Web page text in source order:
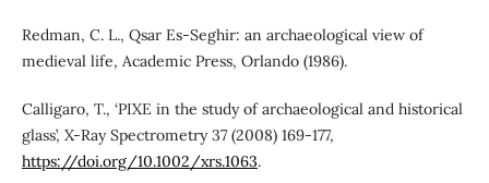
Redman, C. L., Qsar Es-Seghir: an archaeological view of
medieval life, Academic Press, Orlando (1986).
Calligaro, T., ‘PIXE in the study of archaeological and historical
glass’, X-Ray Spectrometry 37 (2008) 169-177,
https://doi.org/10.1002/xrs.1063.